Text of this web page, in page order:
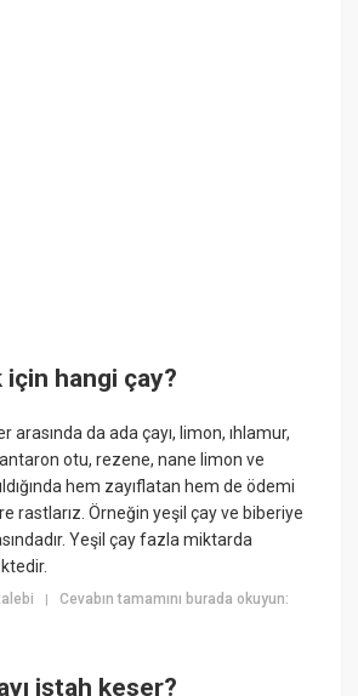
için hangi çay?
arasında da ada çayı, limon, ıhlamur,
otu, rezene, nane limon ve
hem zayıflatan hem de ödemi
rastlarız. Örneğin yeşil çay ve biberiye
Yeşil çay fazla miktarda
|Cevabın tamamını burada okuyun:
iştah keser?